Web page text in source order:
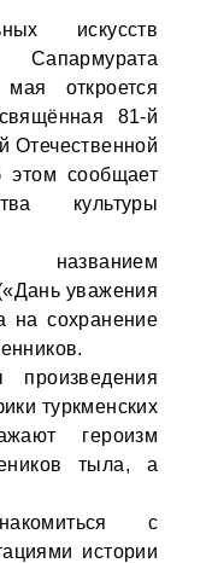
искусств
откроется
81-й
Отечественной
этом сообщает
культуры
уважения
на сохранение
произведения
туркменских
героизм
тыла, а
с
истории